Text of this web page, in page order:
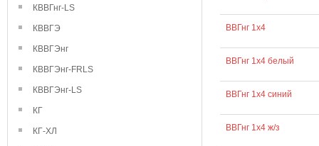
КВВГнг-LS
КВВГЭ
КВВГЭнг
КВВГЭнг-FRLS
КВВГЭнг-LS
КГ
КГ-ХЛ
ВВГнг 1х4
ВВГнг 1х4 белый
ВВГнг 1х4 синий
ВВГнг 1х4 ж/з